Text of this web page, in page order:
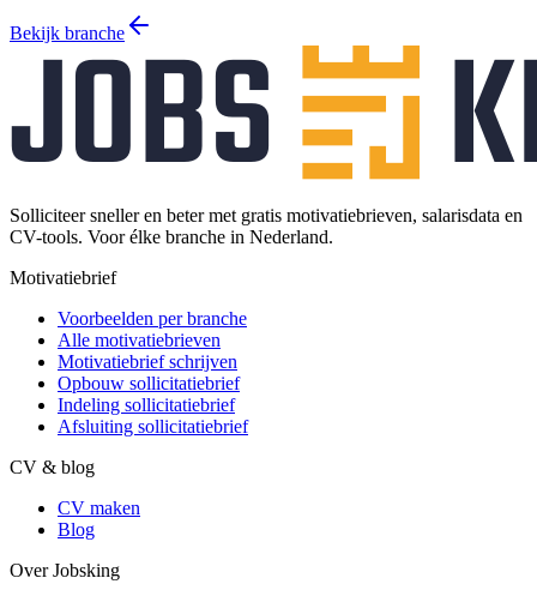
Bekijk branche
Solliciteer sneller en beter met gratis motivatiebrieven, salarisdata en
CV-tools. Voor élke branche in Nederland.
Motivatiebrief
Voorbeelden per branche
Alle motivatiebrieven
Motivatiebrief schrijven
Opbouw sollicitatiebrief
Indeling sollicitatiebrief
Afsluiting sollicitatiebrief
CV & blog
CV maken
Blog
Over Jobsking